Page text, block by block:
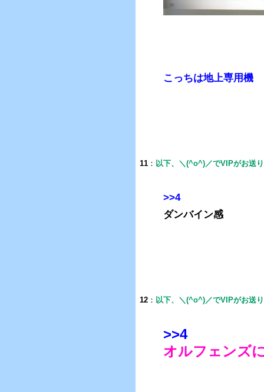
こっちは地上専用機
11 ： 以下、＼(^o^)／でVIPがお送
>>4
ダンバイン感
12 ： 以下、＼(^o^)／でVIPがお送
>>4
オルフェンズ